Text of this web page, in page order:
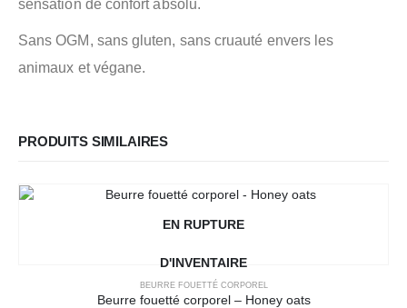
sensation de confort absolu.
Sans OGM, sans gluten, sans cruauté envers les
animaux et végane.
PRODUITS SIMILAIRES
EN RUPTURE
D'INVENTAIRE
BEURRE FOUETTÉ CORPOREL
Beurre fouetté corporel – Honey oats